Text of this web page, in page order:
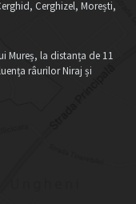
Cerghizel, Morești,
Mureș, la distanța de 11
râurilor Niraj și